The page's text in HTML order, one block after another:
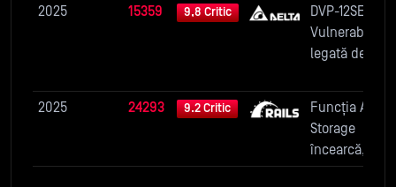
mică cheie
din baza de
date...
2025 15359 9,8 Critic
DVP-12SE11T -
legată de
memoria
aflată în afara
limitelor
2025 24293 9.2 Critic
Funcția Active
Storage
încearcă, în
mod implicit,